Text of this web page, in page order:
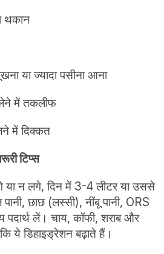
थकान
या ज्यादा पसीना आना
में तकलीफ
में दिक्कत
टिप्स
या न लगे, दिन में 3-4 लीटर या उससे
पानी, छाछ (लस्सी), नींबू पानी, ORS
पदार्थ लें। चाय, कॉफी, शराब और
ये डिहाइड्रेशन बढ़ाते हैं।